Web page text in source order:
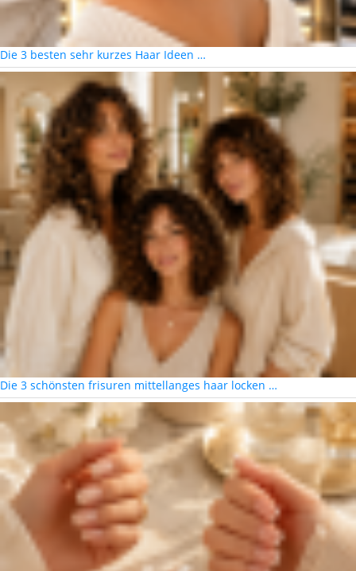
Die 3 besten sehr kurzes Haar Ideen …
Die 3 schönsten frisuren mittellanges haar locken …